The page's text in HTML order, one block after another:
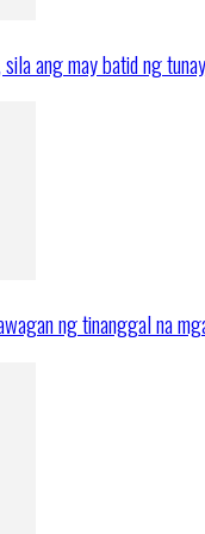
ang may batid ng
ng tinanggal na